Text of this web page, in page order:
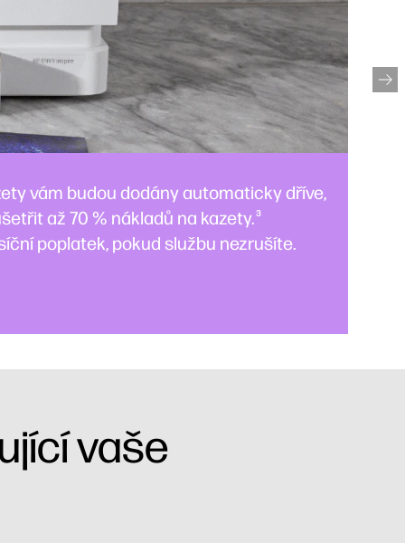
vám budou dodány automaticky dříve,
až 70 % nákladů na kazety. 3
poplatek, pokud službu nezrušíte.
vaše